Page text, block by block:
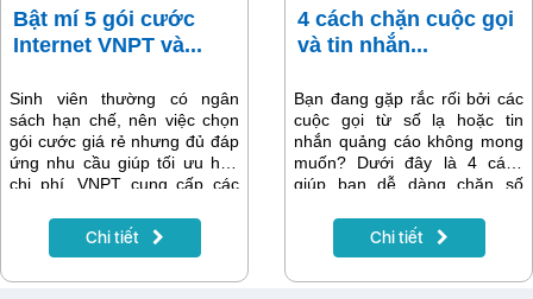
Bật mí 5 gói cước
Internet VNPT và...
Sinh viên thường có ngân
sách hạn chế, nên việc chọn
gói cước giá rẻ nhưng đủ đáp
ứng nhu cầu giúp tối ưu hóa
chi phí. VNPT cung cấp các
sinh viên có mức giá chỉ từ
165K/tháng, rất phù hợp với
Chi tiết
4 cách chặn cuộc gọi
và tin nhắn...
Bạn đang gặp rắc rối bởi các
cuộc gọi từ số lạ hoặc tin
nhắn quảng cáo không mong
muốn? Dưới đây là 4 cách
giúp bạn dễ dàng chặn số
tư của mình.
Chi tiết